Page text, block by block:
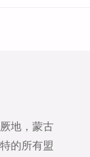
地，蒙古
的所有盟